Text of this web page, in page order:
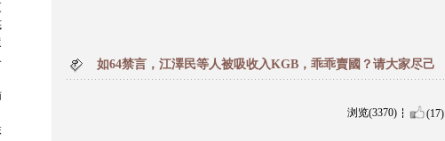
如64禁言，江澤民等人被吸收入KGB，乖乖賣國？请大家尽己
浏览(3370) (17)